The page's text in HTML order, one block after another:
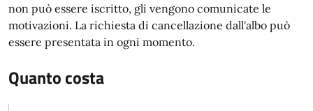
non può essere iscritto, gli vengono comunicate le
motivazioni. La richiesta di cancellazione dall'albo può
essere presentata in ogni momento.
Quanto costa